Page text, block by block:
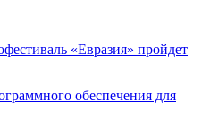
«Евразия» пройдет
обеспечения для